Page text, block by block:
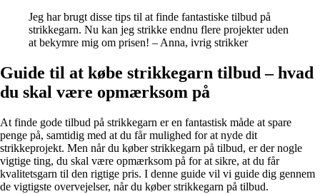
Jeg har brugt disse tips til at finde fantastiske tilbud på
strikkegarn. Nu kan jeg strikke endnu flere projekter uden
at bekymre mig om prisen! – Anna, ivrig strikker
Guide til at købe strikkegarn tilbud – hvad
du skal være opmærksom på
At finde gode tilbud på strikkegarn er en fantastisk måde at spare
penge på, samtidig med at du får mulighed for at nyde dit
strikkeprojekt. Men når du køber strikkegarn på tilbud, er der nogle
vigtige ting, du skal være opmærksom på for at sikre, at du får
kvalitetsgarn til den rigtige pris. I denne guide vil vi guide dig gennem
de vigtigste overvejelser, når du køber strikkegarn på tilbud.